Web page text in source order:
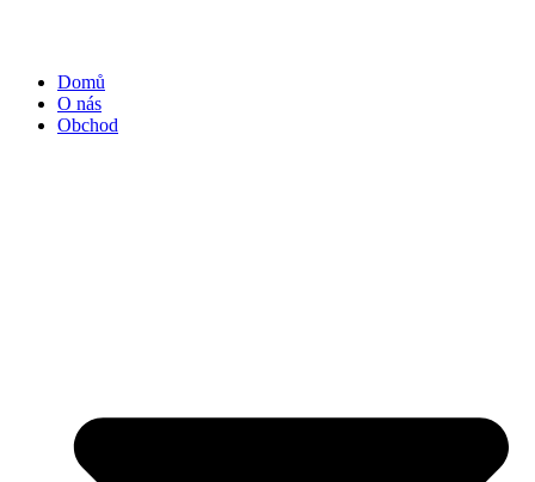
Domů
O nás
Obchod